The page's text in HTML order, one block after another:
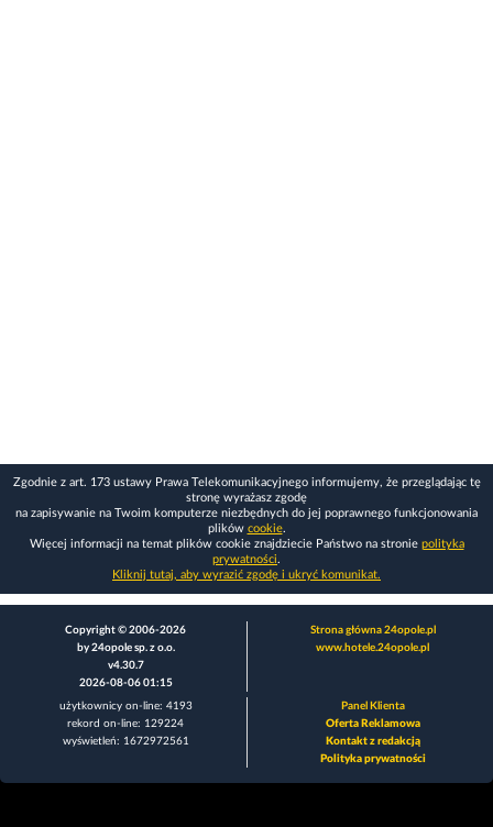
Zgodnie z art. 173 ustawy Prawa Telekomunikacyjnego informujemy, że przeglądając tę
stronę wyrażasz zgodę
na zapisywanie na Twoim komputerze niezbędnych do jej poprawnego funkcjonowania
plików cookie.
Więcej informacji na temat plików cookie znajdziecie Państwo na stronie polityka
prywatności.
Kliknij tutaj, aby wyrazić zgodę i ukryć komunikat.
Copyright © 2006-2026
by 24opole sp. z o.o.
v4.30.7
2026-08-06 01:15
Strona główna 24opole.pl
www.hotele.24opole.pl
użytkownicy on-line: 4193
rekord on-line: 129224
wyświetleń: 1672972561
Panel Klienta
Oferta Reklamowa
Kontakt z redakcją
Polityka prywatności